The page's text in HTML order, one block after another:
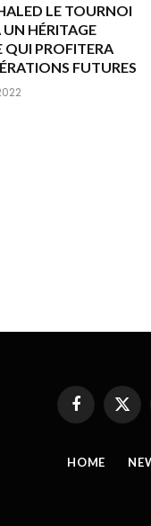
LE TOURNOI
UN HÉRITAGE
QUI PROFITERA
FUTURES
FacebookX
HOME